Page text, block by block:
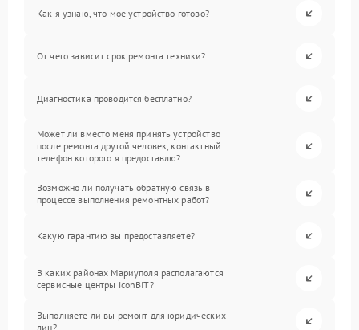
Как я узнаю, что мое устройство готово?
От чего зависит срок ремонта техники?
Диагностика проводится бесплатно?
Может ли вместо меня принять устройство
после ремонта другой человек, контактный
телефон которого я предоставлю?
Возможно ли получать обратную связь в
процессе выполнения ремонтных работ?
Какую гарантию вы предоставляете?
В каких районах Мариуполя располагаются
сервисные центры iconBIT?
Выполняете ли вы ремонт для юридических
лиц?